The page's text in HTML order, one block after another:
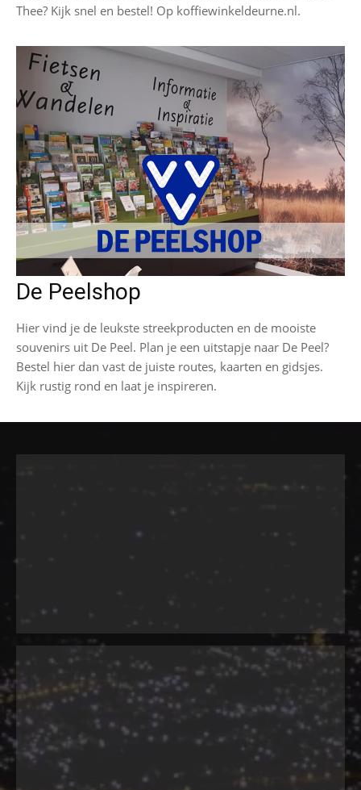
Thee? Kijk snel en bestel! Op koffiewinkeldeurne.nl.
De Peelshop
Hier vind je de leukste streekproducten en de mooiste
souvenirs uit De Peel. Plan je een uitstapje naar De Peel?
Bestel hier dan vast de juiste routes, kaarten en gidsjes.
Kijk rustig rond en laat je inspireren.